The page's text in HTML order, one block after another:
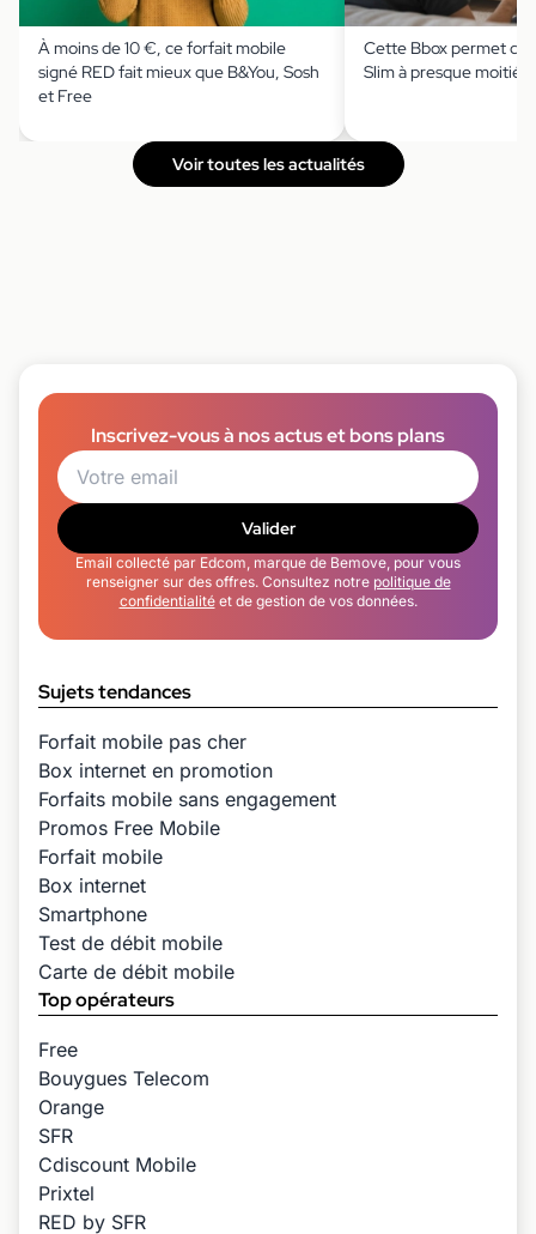
À moins de 10 €, ce forfait mobile
signé RED fait mieux que B&You, Sosh
et Free
Cette Bbox permet de
Slim à presque moitié
Voir toutes les actualités
Inscrivez-vous à nos actus et bons plans
Valider
Email collecté par Edcom, marque de Bemove, pour vous
renseigner sur des offres. Consultez notre politique de
confidentialitéet de gestion de vos données.
Sujets tendances
Forfait mobile pas cher
Box internet en promotion
Forfaits mobile sans engagement
Promos Free Mobile
Forfait mobile
Box internet
Smartphone
Test de débit mobile
Carte de débit mobile
Top opérateurs
Free
Bouygues Telecom
Orange
SFR
Cdiscount Mobile
Prixtel
RED by SFR